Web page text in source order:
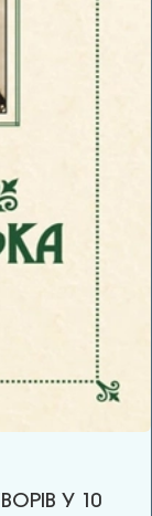
У 10